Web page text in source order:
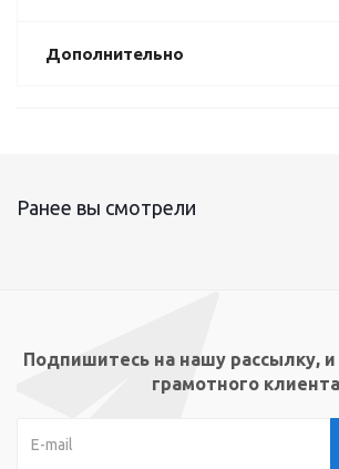
Дополнительно
Ранее вы смотрели
Подпишитесь на нашу рассылку, и
грамотного